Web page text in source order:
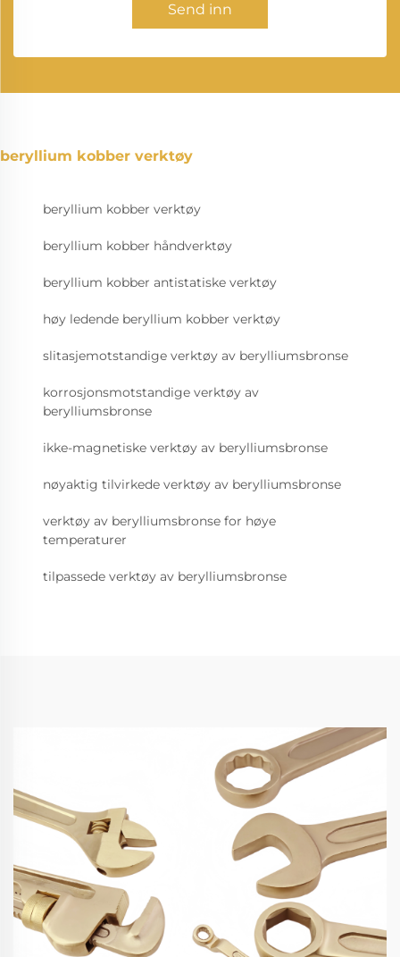
Send inn
beryllium kobber verktøy
beryllium kobber verktøy
beryllium kobber håndverktøy
beryllium kobber antistatiske verktøy
høy ledende beryllium kobber verktøy
slitasjemotstandige verktøy av berylliumsbronse
korrosjonsmotstandige verktøy av
berylliumsbronse
ikke-magnetiske verktøy av berylliumsbronse
nøyaktig tilvirkede verktøy av berylliumsbronse
verktøy av berylliumsbronse for høye
temperaturer
tilpassede verktøy av berylliumsbronse